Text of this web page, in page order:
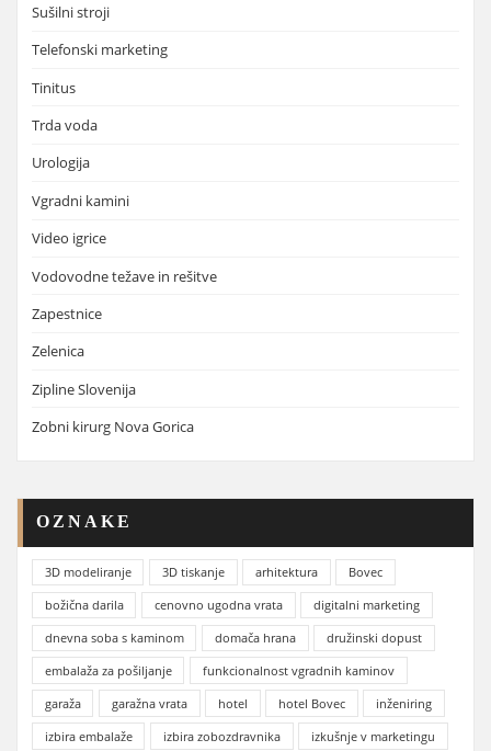
Sušilni stroji
Telefonski marketing
Tinitus
Trda voda
Urologija
Vgradni kamini
Video igrice
Vodovodne težave in rešitve
Zapestnice
Zelenica
Zipline Slovenija
Zobni kirurg Nova Gorica
OZNAKE
3D modeliranje 3D tiskanje arhitektura
Bovec
božična darila
cenovno ugodna vrata
digitalni marketing
dnevna soba s kaminom
domača hrana
družinski dopust
embalaža za pošiljanje
funkcionalnost vgradnih kaminov
garaža
garažna vrata hotel hotel Bovec
inženiring
izbira embalaže
izbira zobozdravnika izkušnje v marketingu